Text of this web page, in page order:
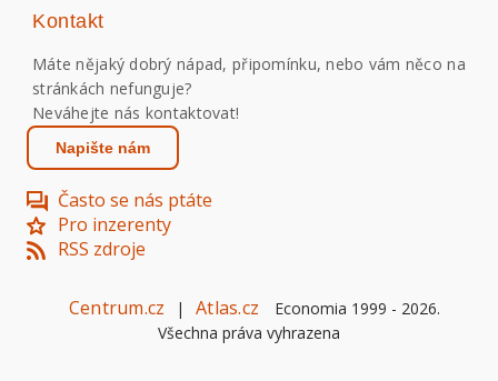
Kontakt
Máte nějaký dobrý nápad, připomínku, nebo vám něco na
stránkách nefunguje?
Neváhejte nás kontaktovat!
Napište nám
Často se nás ptáte
Pro inzerenty
RSS zdroje
Centrum.cz | Atlas.cz Economia 1999 - 2026.
Všechna práva vyhrazena